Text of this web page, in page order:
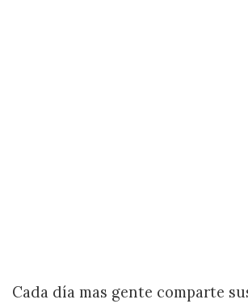
Cada día mas gente comparte